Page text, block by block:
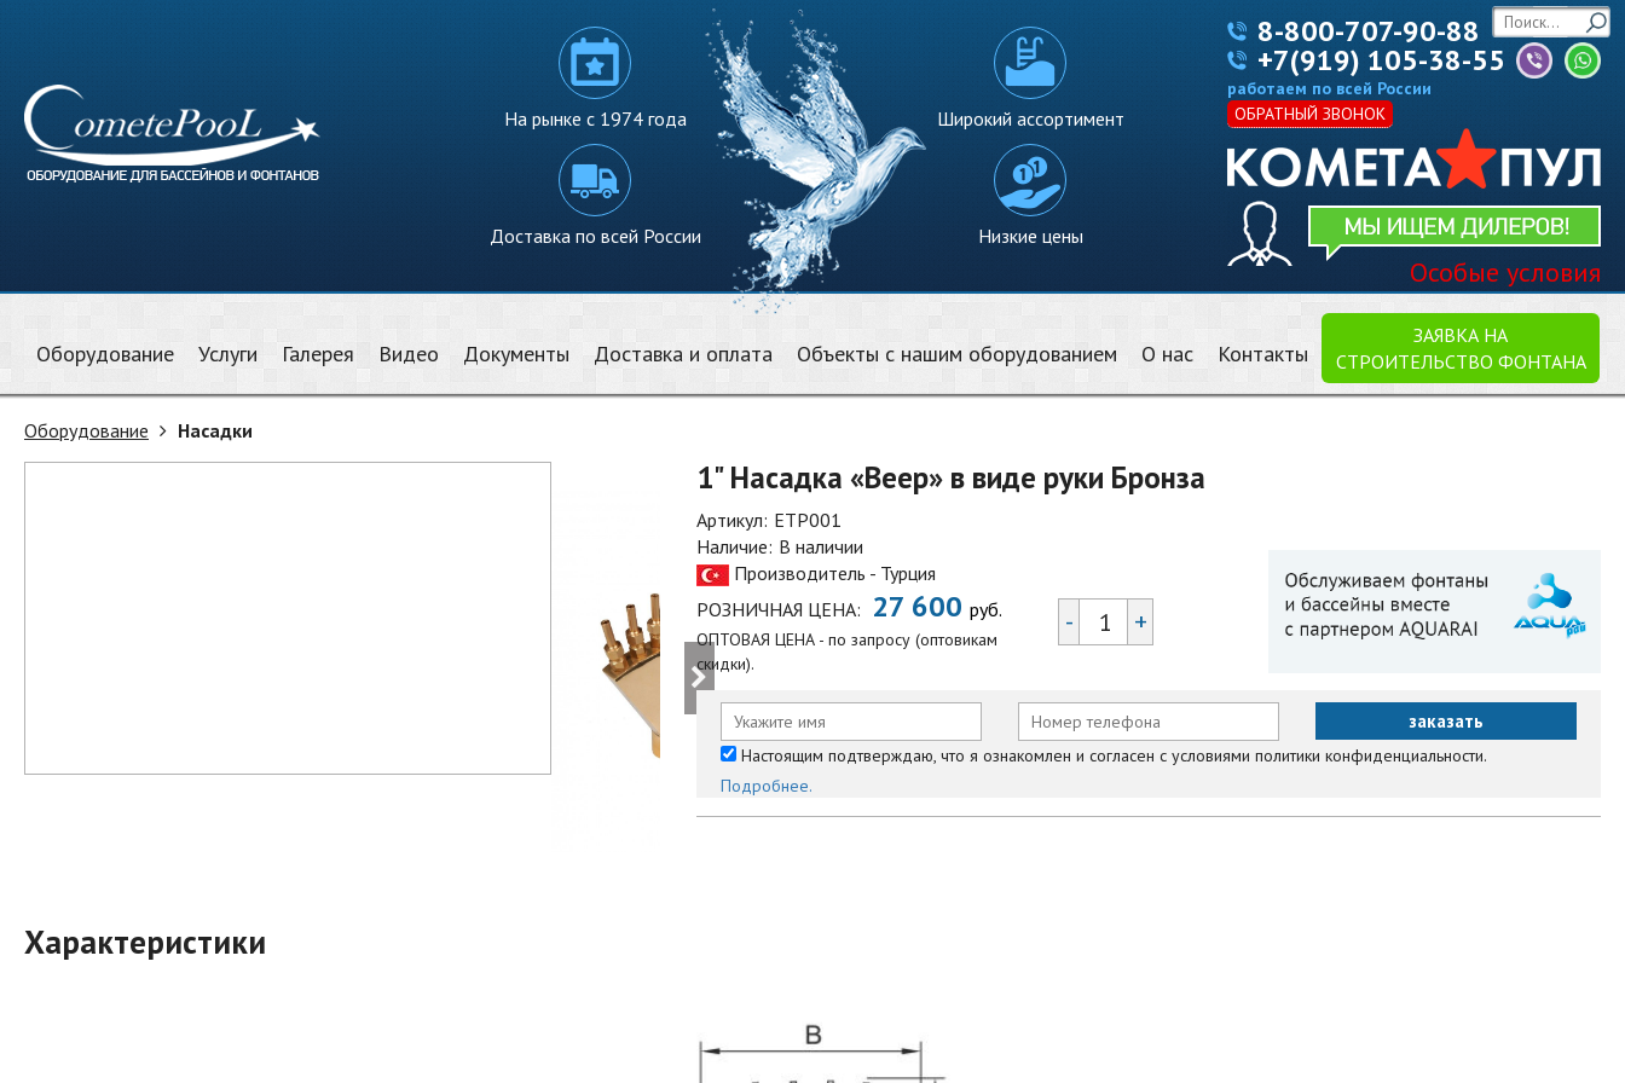
8-800-707-90-88
+7(919) 105-38-55
работаем по всей России
ОБРАТНЫЙ ЗВОНОК
Особые условия
На рынке с 1974 года Широкий ассортимент
Доставка по всей России Низкие цены
Оборудование Услуги Галерея Видео Документы Доставка и оплата Объекты с нашим оборудованием О нас Контакты
ЗАЯВКА НА
СТРОИТЕЛЬСТВО ФОНТАНА
Оборудование Насадки
1" Насадка «Веер» в виде руки Бронза
Артикул: ETP001
Наличие: В наличии
Производитель - Турция
РОЗНИЧНАЯ ЦЕНА: 27 600 руб.
ОПТОВАЯ ЦЕНА - по запросу (оптовикам
скидки).
- +
Настоящим подтверждаю, что я ознакомлен и согласен с условиями политики конфиденциальности.
Подробнее.
Характеристики